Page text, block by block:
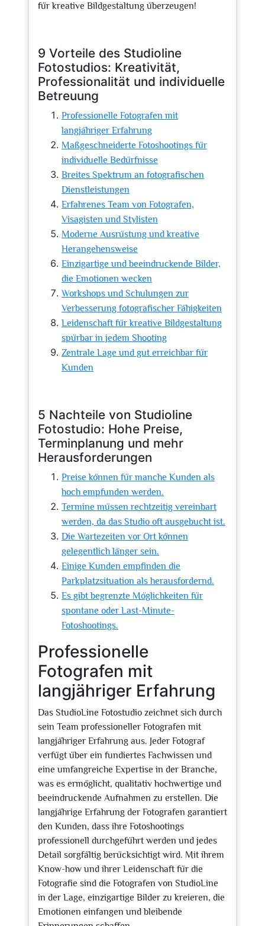
für kreative Bildgestaltung überzeugen!
9 Vorteile des Studioline
Fotostudios: Kreativität,
Professionalität und individuelle
Betreuung
Professionelle Fotografen mit
langjähriger Erfahrung
Maßgeschneiderte Fotoshootings für
individuelle Bedürfnisse
Breites Spektrum an fotografischen
Dienstleistungen
Erfahrenes Team von Fotografen,
Visagisten und Stylisten
Moderne Ausrüstung und kreative
Herangehensweise
Einzigartige und beeindruckende Bilder,
die Emotionen wecken
Workshops und Schulungen zur
Verbesserung fotografischer Fähigkeiten
Leidenschaft für kreative Bildgestaltung
spürbar in jedem Shooting
Zentrale Lage und gut erreichbar für
Kunden
5 Nachteile von Studioline
Fotostudio: Hohe Preise,
Terminplanung und mehr
Herausforderungen
Preise können für manche Kunden als
hoch empfunden werden.
Termine müssen rechtzeitig vereinbart
werden, da das Studio oft ausgebucht ist.
Die Wartezeiten vor Ort können
gelegentlich länger sein.
Einige Kunden empfinden die
Parkplatzsituation als herausfordernd.
Es gibt begrenzte Möglichkeiten für
spontane oder Last-Minute-
Fotoshootings.
Professionelle
Fotografen mit
langjähriger Erfahrung
Das StudioLine Fotostudio zeichnet sich durch
sein Team professioneller Fotografen mit
langjähriger Erfahrung aus. Jeder Fotograf
verfügt über ein fundiertes Fachwissen und
eine umfangreiche Expertise in der Branche,
was es ermöglicht, qualitativ hochwertige und
beeindruckende Aufnahmen zu erstellen. Die
langjährige Erfahrung der Fotografen garantiert
den Kunden, dass ihre Fotoshootings
professionell durchgeführt werden und jedes
Detail sorgfältig berücksichtigt wird. Mit ihrem
Know-how und ihrer Leidenschaft für die
Fotografie sind die Fotografen von StudioLine
in der Lage, einzigartige Bilder zu kreieren, die
Emotionen einfangen und bleibende